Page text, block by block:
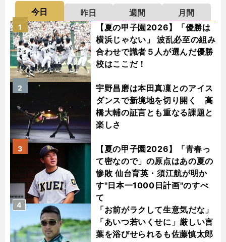
今日 昨日 週間
月間
【夏の甲子園2026】「優勝は
横浜じゃない」 波乱必至の組み
合わせで識者５人が選んだ優勝
校はここだ！
1
宇野昌磨は本田真凜とのアイス
ダンスで新境地を切り開く 高
橋大輔の証言とも重なる課題と
楽しさ
2
【夏の甲子園2026】「青春っ
て密なので」の原点はあの夏の
惨敗 仙台育英・須江航が明か
す"日本一1000日計画"のすべ
て
3
「お前がラクして生意気だな」
「あいつ若いくせに」厳しい言
葉を浴びせられるも佐藤慎太郎
4